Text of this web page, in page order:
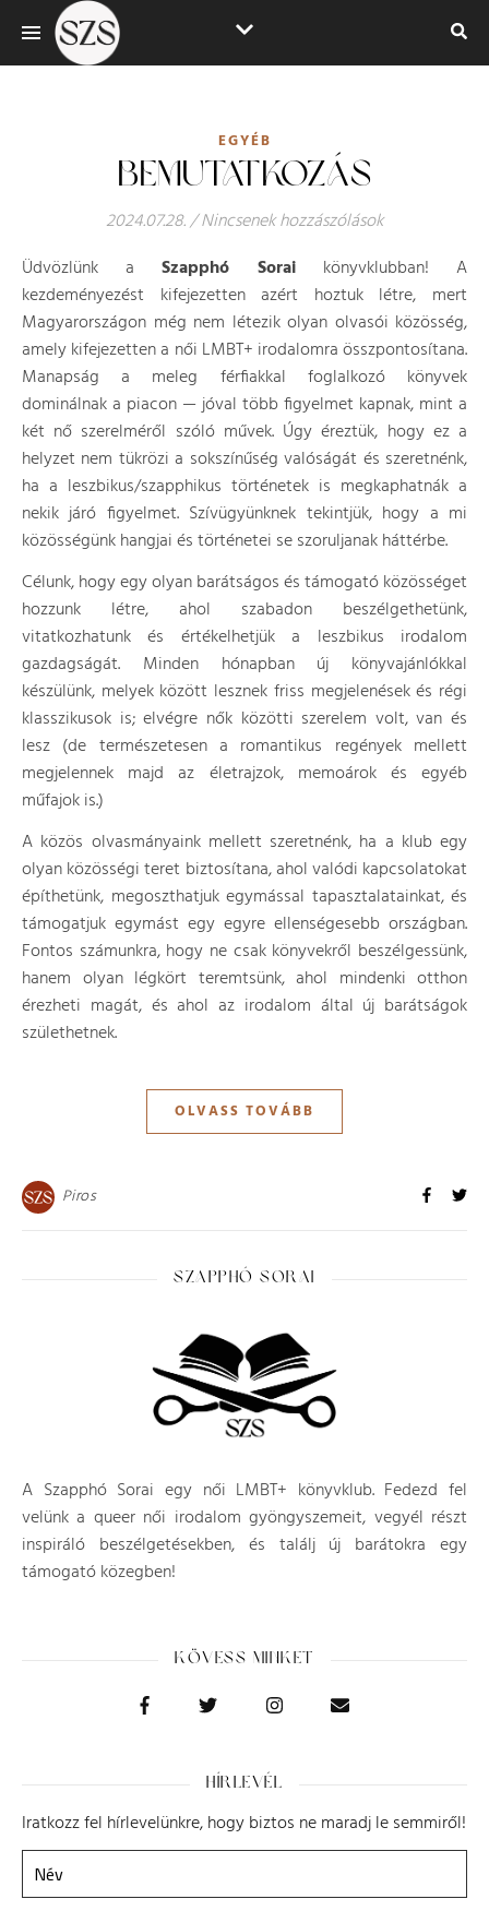
EGYÉB
BEMUTATKOZÁS
2024.07.28./Nincsenek hozzászólások
Üdvözlünk aSzapphó Soraikönyvklubban! A
kezdeményezést kifejezetten azért hoztuk létre, mert
Magyarországon még nem létezik olyan olvasói közösség,
amely kifejezetten a női LMBT+ irodalomra összpontosítana.
Manapság a meleg férfiakkal foglalkozó könyvek
dominálnak a piacon — jóval több figyelmet kapnak, mint a
két nő szerelméről szóló művek. Úgy éreztük, hogy ez a
helyzet nem tükrözi a sokszínűség valóságát és szeretnénk,
ha a leszbikus/szapphikus történetek is megkaphatnák a
nekik járó figyelmet. Szívügyünknek tekintjük, hogy a mi
közösségünk hangjai és történetei se szoruljanak háttérbe.
Célunk, hogy egy olyan barátságos és támogató közösséget
hozzunk létre, ahol szabadon beszélgethetünk,
vitatkozhatunk és értékelhetjük a leszbikus irodalom
gazdagságát. Minden hónapban új könyvajánlókkal
készülünk, melyek között lesznek friss megjelenések és régi
klasszikusok is; elvégre nők közötti szerelem volt, van és
lesz (de természetesen a romantikus regények mellett
megjelennek majd az életrajzok, memoárok és egyéb
műfajok is.)
A közös olvasmányaink mellett szeretnénk, ha a klub egy
olyan közösségi teret biztosítana, ahol valódi kapcsolatokat
építhetünk, megoszthatjuk egymással tapasztalatainkat, és
támogatjuk egymást egy egyre ellenségesebb országban.
Fontos számunkra, hogy ne csak könyvekről beszélgessünk,
hanem olyan légkört teremtsünk, ahol mindenki otthon
érezheti magát, és ahol az irodalom által új barátságok
születhetnek.
OLVASS TOVÁBB
Piros
SZAPPHÓ SORAI
A Szapphó Sorai egy női LMBT+ könyvklub. Fedezd fel
velünk a queer női irodalom gyöngyszemeit, vegyél részt
inspiráló beszélgetésekben, és találj új barátokra egy
támogató közegben!
KÖVESS MINKET
HÍRLEVÉL
Iratkozz fel hírlevelünkre, hogy biztos ne maradj le semmiről!